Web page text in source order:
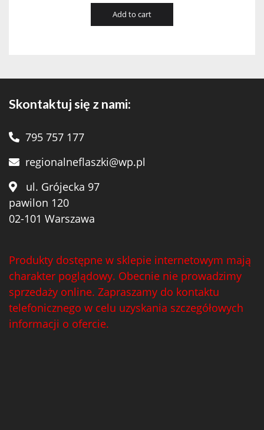
Add to cart
Skontaktuj się z nami:
795 757 177
regionalneflaszki@wp.pl
ul. Grójecka 97
pawilon 120
02-101 Warszawa
Produkty dostępne w sklepie internetowym mają
charakter poglądowy. Obecnie nie prowadzimy
sprzedaży online. Zapraszamy do kontaktu
telefonicznego w celu uzyskania szczegółowych
informacji o ofercie.